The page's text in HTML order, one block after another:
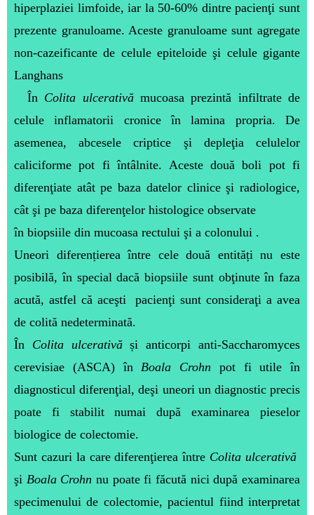
hiperplaziei limfoide, iar la 50-60% dintre pacienţi sunt
prezente granuloame. Aceste granuloame sunt agregate
non-cazeificante de celule epiteloide şi celule gigante
Langhans
În Colita ulcerativămucoasa prezintă infiltrate de
celule inflamatorii cronice în lamina propria. De
asemenea, abcesele criptice şi depleţia celulelor
caliciforme pot fi întâlnite. Aceste două boli pot fi
diferenţiate atât pe baza datelor clinice şi radiologice,
cât şi pe baza diferenţelor histologice observate
în biopsiile din mucoasa rectului şi a colonului .
Uneori diferențierea între cele două entități nu este
posibilă, în special dacă biopsiile sunt obţinute în faza
acută, astfel că aceşti pacienţi sunt consideraţi a avea
de colită nedeterminată.
În Colita ulcerativăși anticorpi anti-Saccharomyces
cerevisiae (ASCA) înBoala Crohn pot fi utile în
diagnosticul diferenţial, deşi uneori un diagnostic precis
poate fi stabilit numai după examinarea pieselor
biologice de colectomie.
Sunt cazuri la care diferenţierea între Colita ulcerativă
şi Boala Crohnnu poate fi făcută nici după examinarea
specimenului de colectomie, pacientul fiind interpretat